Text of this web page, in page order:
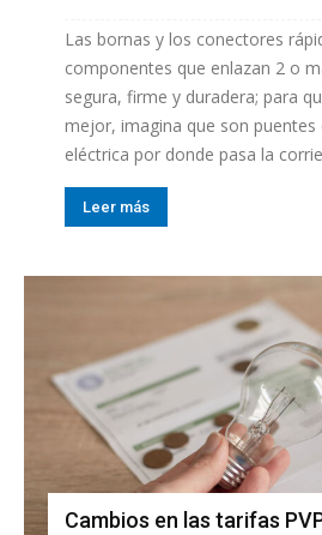
Las bornas y los conectores
componentes que enlazan 2 o
segura, firme y duradera; para
mejor, imagina que son puentes
eléctrica por donde pasa la
Leer más
Cambios en las tarifas